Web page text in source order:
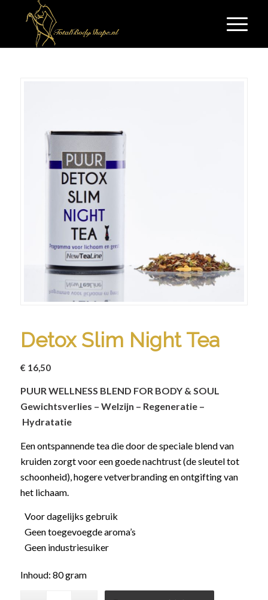
Detox Slim Night Tea
€ 16,50
PUUR WELLNESS BLEND FOR BODY & SOUL
Gewichtsverlies – Welzijn – Regeneratie –
Hydratatie
Een ontspannende tea die door de speciale blend van
kruiden zorgt voor een goede nachtrust (de sleutel tot
schoonheid), hogere vetverbranding en ontgifting van
het lichaam.
Voor dagelijks gebruik
Geen toegevoegde aroma’s
Geen industriesuiker
Inhoud: 80 gram